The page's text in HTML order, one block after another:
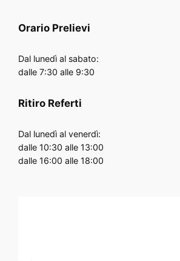
Orario Prelievi
Dal lunedì al sabato:
dalle 7:30 alle 9:30
Ritiro Referti
Dal lunedì al venerdì:
dalle 10:30 alle 13:00
dalle 16:00 alle 18:00